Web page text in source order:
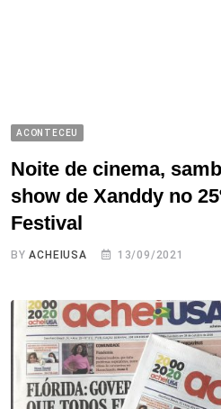
ACONTECEU
Noite de cinema,
show de Xanddy no
Festival
BYACHEIUSA 13/09/2021